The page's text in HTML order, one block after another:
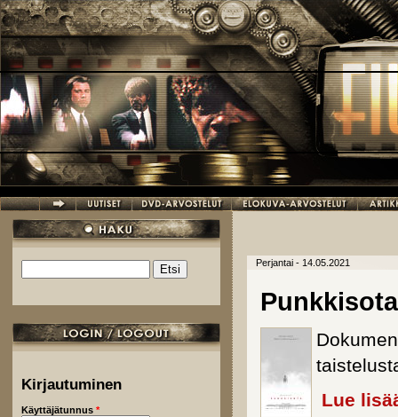
Hyppää pääsisältöön
Hakulomake
Kirjautuminen
Käyttäjätunnus *
Perjantai - 14.05.2021
Punkkisota
Lue